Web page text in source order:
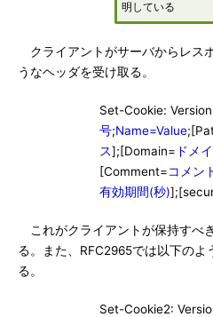
明している
クライアントがサーバからレス
うなヘッダを受け取る。
Set-Cookie:
号;Name=Value
ス];[Domain= ドメ
[Comment=コメン
有効期間(秒)
これがクライアントが保持すべ
る。また、RFC2965では以下の
る。
Set-Cookie2: